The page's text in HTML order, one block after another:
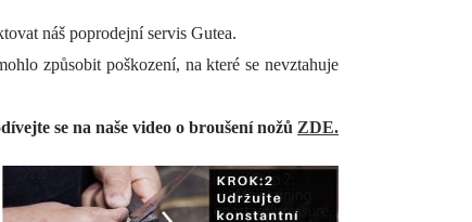
náš poprodejní servis Gutea.
způsobit poškození, na které se nevztahuje
se na naše video o broušení nožů ZDE.